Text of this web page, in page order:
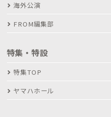
海外公演
FROM編集部
特集・特設
特集TOP
ヤマハホール